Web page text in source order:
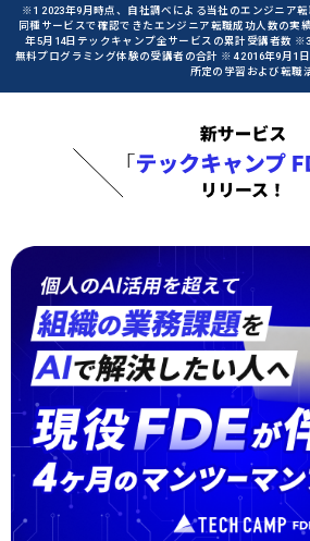
※1 2023年9月時点、自社調べによる当社のエンジニア
同種サービスで確認できたエンジニア転職成功人数の実
年5月14日テックキャンプ全サービスの累計受講者数
無料プログラミング体験の受講者の合計 ※4 2016年9月1
所定の学習および転職